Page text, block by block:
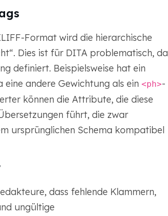
Format wird die hierarchische
Dies ist für DITA problematisch, da
definiert. Beispielsweise hat ein
andere Gewichtung als ein <ph>-
können die Attribute, die diese
führt, die zwar
ursprünglichen Schema kompatibel
dass fehlende Klammern,
ungültige